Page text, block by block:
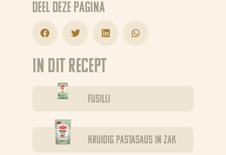
Deel deze pagina
In dit recept
Fusilli
Kruidig pastasaus in zak